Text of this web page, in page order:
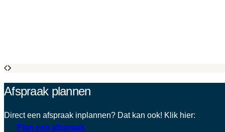
Afspraak plannen
Direct een afspraak inplannen? Dat kan ook! Klik hier:
Plan een afspraak